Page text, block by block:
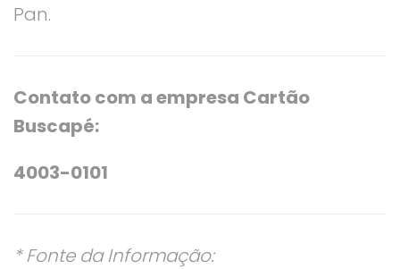
Pan.
Contato com a empresa Cartão
Buscapé:
4003-0101
* Fonte da Informação: